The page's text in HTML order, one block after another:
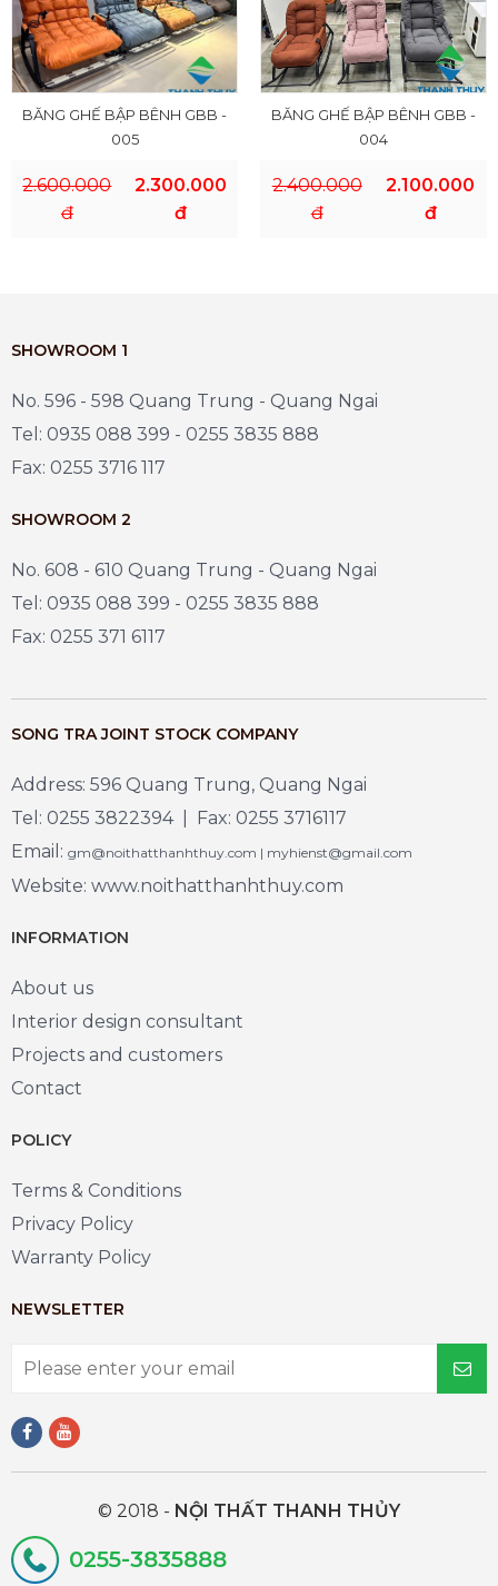
0255-3835888
BĂNG GHẾ BẬP BÊNH GBB -
005
2.600.000
đ
2.300.000
đ
BĂNG GHẾ BẬP BÊNH GBB -
004
2.400.000
đ
2.100.000
đ
SHOWROOM 1
No. 596 - 598 Quang Trung - Quang Ngai
Tel: 0935 088 399 - 0255 3835 888
Fax: 0255 3716 117
SHOWROOM 2
No. 608 - 610 Quang Trung - Quang Ngai
Tel: 0935 088 399 - 0255 3835 888
Fax: 0255 371 6117
SONG TRA JOINT STOCK COMPANY
Address: 596 Quang Trung, Quang Ngai
Tel: 0255 3822394 | Fax: 0255 3716117
Email: gm@noithatthanhthuy.com | myhienst@gmail.com
Website: www.noithatthanhthuy.com
INFORMATION
About us
Interior design consultant
Projects and customers
Contact
POLICY
Terms & Conditions
Privacy Policy
Warranty Policy
NEWSLETTER
© 2018 - NỘI THẤT THANH THỦY